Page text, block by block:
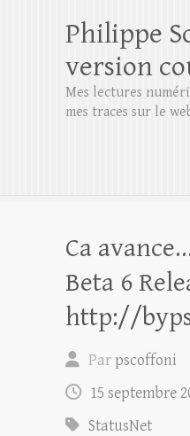
Philippe
version
Mes lectures
mes traces sur le
Ca
Beta 6
http://
Par pscoffoni
15 septembre
StatusNet